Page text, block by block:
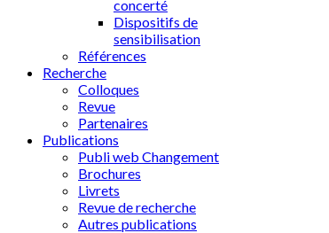
concerté
Dispositifs de
sensibilisation
Références
Recherche
Colloques
Revue
Partenaires
Publications
Publi web Changement
Brochures
Livrets
Revue de recherche
Autres publications